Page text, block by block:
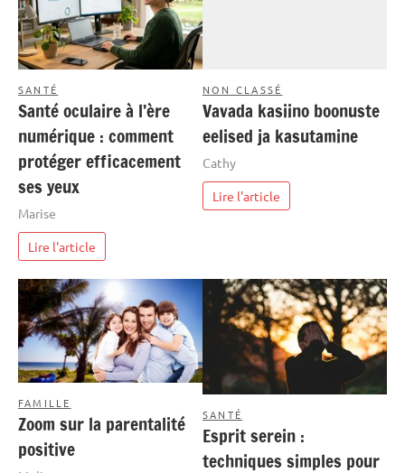
SANTÉ
Santé oculaire à l’ère
numérique : comment
protéger efficacement
ses yeux
Marise
Lire l'article
NON CLASSÉ
Vavada kasiino boonuste
eelised ja kasutamine
Cathy
Lire l'article
FAMILLE
Zoom sur la parentalité
positive
SANTÉ
Esprit serein :
techniques simples pour